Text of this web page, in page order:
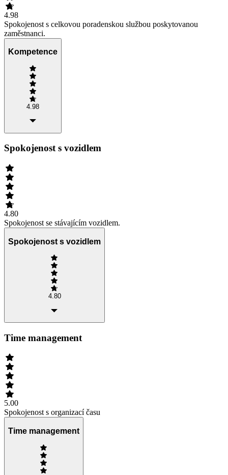
4.98
Spokojenost s celkovou poradenskou službou poskytovanou
zaměstnanci.
Kompetence
4.98
Spokojenost s vozidlem
4.80
Spokojenost se stávajícím vozidlem.
Spokojenost s vozidlem
4.80
Time management
5.00
Spokojenost s organizací času
Time management